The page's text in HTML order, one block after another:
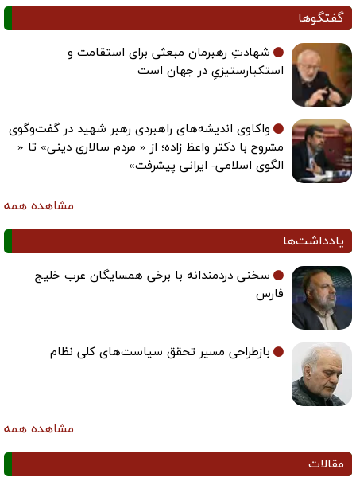
گفتگوها
شهادتِ رهبرمان مبعثی برای استقامت و
استکبارستیزیِ در جهان است
واکاوی اندیشه‌های راهبردی رهبر شهید در گفت‌وگوی
مشروح با دکتر واعظ زاده؛ از « مردم سالاری دینی» تا «
الگوی اسلامی- ایرانی پیشرفت»
مشاهده همه
یادداشت‌ها
سخنی دردمندانه با برخی همسایگان عرب خلیج
فارس
بازطراحی مسیر تحقق سیاست‌های کلی نظام
مشاهده همه
مقالات